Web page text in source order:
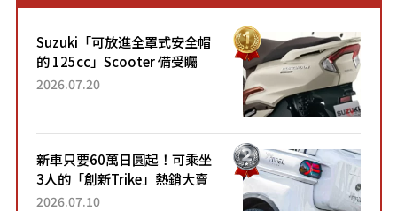
Suzuki「可放進全罩式安全帽
的 125cc」Scooter 備受矚
目！採用全新流線設計與各項
2026.07.20
新車只要60萬日圓起！可乘坐
3人的「創新Trike」熱銷大賣
成為人氣車款！「養車成本真
2026.07.10